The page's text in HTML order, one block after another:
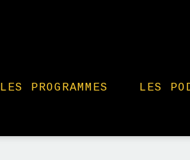
LES PROGRAMMES LES